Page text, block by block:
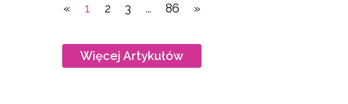
« 1 2 3 … 86 »
Więcej Artykułów